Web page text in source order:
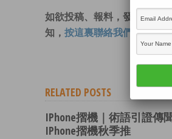
如欲投稿、報料，發布新聞稿
知， 按這裏聯絡我們 。
RELATED POSTS
IPhone摺機｜術語引證傳
IPhone摺機秋季推